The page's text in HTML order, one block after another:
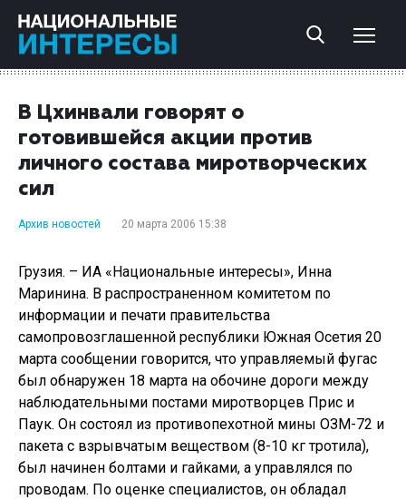
В Цхинвали говорят о
готовившейся акции против
личного состава миротворческих
сил
Архив новостей 20 марта 2006 15:38
Грузия. – ИА «Национальные интересы», Инна
Маринина. В распространенном комитетом по
информации и печати правительства
самопровозглашенной республики Южная Осетия 20
марта сообщении говорится, что управляемый фугас
был обнаружен 18 марта на обочине дороги между
наблюдательными постами миротворцев Прис и
Паук. Он состоял из противопехотной мины ОЗМ-72 и
пакета с взрывчатым веществом (8-10 кг тротила),
был начинен болтами и гайками, а управлялся по
проводам. По оценке специалистов, он обладал